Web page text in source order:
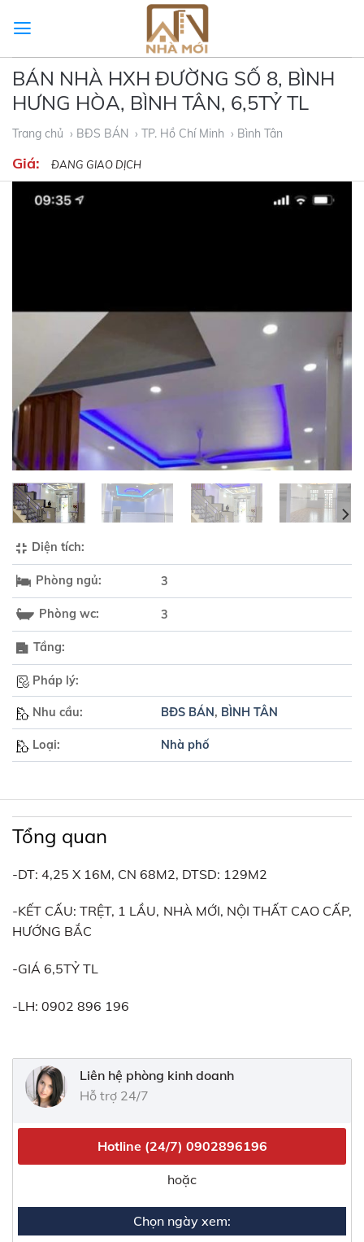
BÁN NHÀ HXH ĐƯỜNG SỐ 8, BÌNH
HƯNG HÒA, BÌNH TÂN, 6,5TỶ TL
Trang chủ › BĐS BÁN › TP. Hồ Chí Minh › Bình Tân
Giá: ĐANG GIAO DỊCH
Diện tích:
Phòng ngủ: 3
Phòng wc: 3
Tầng:
Pháp lý:
Nhu cầu: BĐS BÁN, BÌNH TÂN
Loại: Nhà phố
Tổng quan
-DT: 4,25 X 16M, CN 68M2, DTSD: 129M2
-KẾT CẤU: TRỆT, 1 LẦU, NHÀ MỚI, NỘI THẤT CAO CẤP,
HƯỚNG BẮC
-GIÁ 6,5TỶ TL
-LH: 0902 896 196
Liên hệ phòng kinh doanh
Hỗ trợ 24/7
Hotline (24/7) 0902896196
hoặc
Chọn ngày xem: